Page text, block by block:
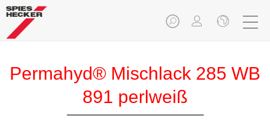
Permahyd® Mischlack 285 WB
891 perlweiß